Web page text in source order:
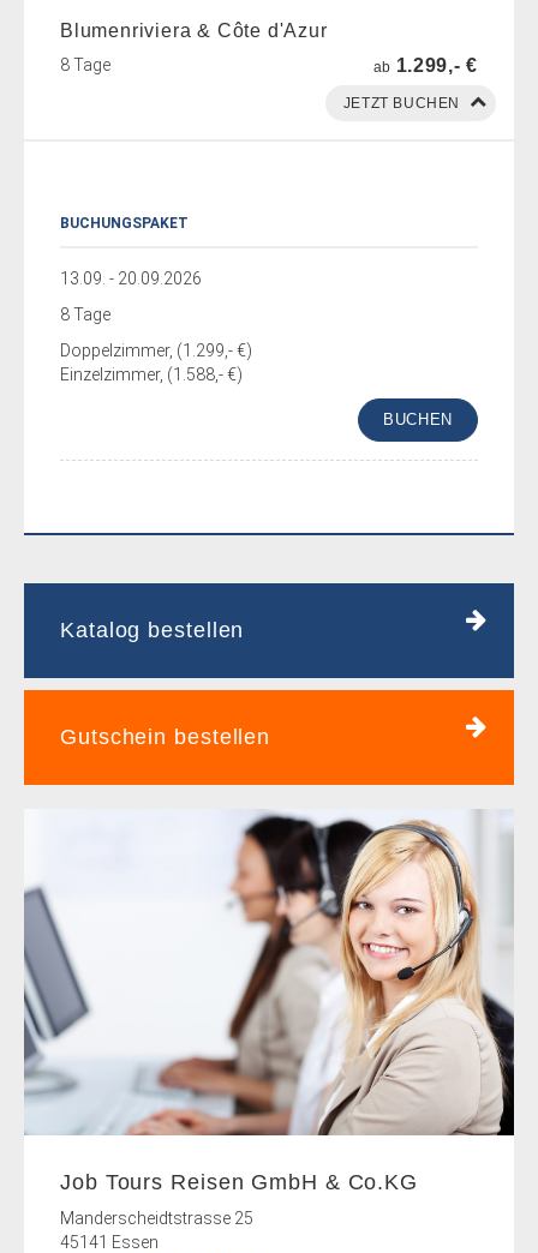
Blumenriviera & Côte d'Azur
8 Tage ab 1.299,- €
BUCHUNGSPAKET
13.09. - 20.09.2026
8 Tage
Doppelzimmer, (1.299,- €)
Einzelzimmer, (1.588,- €)
BUCHEN
Katalog bestellen
Gutschein bestellen
Job Tours Reisen GmbH & Co.KG
Manderscheidtstrasse 25
45141 Essen